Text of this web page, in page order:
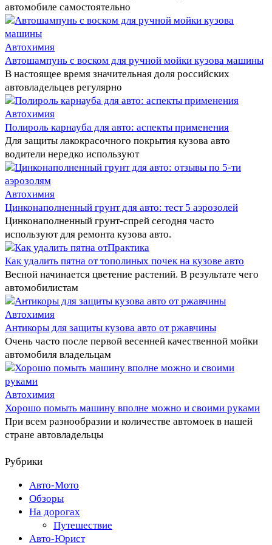
автомобиле самостоятельно
Автохимия
Автошампунь с воском для ручной мойки кузова машины
В настоящее время значительная доля российских
автовладельцев регулярно
Автохимия
Полироль карнауба для авто: аспекты применения
Для защиты лакокрасочного покрытия кузова авто
водители нередко используют
Автохимия
Цинконаполненный грунт для авто: тест 5 аэрозолей
Цинконаполненный грунт-спрей сегодня часто
используют для ремонта кузова авто.
Практика
Как удалить пятна от тополиных почек на кузове авто
Весной начинается цветение растений. В результате чего
автомобилистам
Автохимия
Антикоры для защиты кузова авто от ржавчины
Очень часто после первой весенней качественной мойки
автомобиля владельцам
Автохимия
Хорошо помыть машину вполне можно и своими руками
При всем разнообразии и количестве автомоек в нашей
стране автовладельцы
Рубрики
Авто-Мото
Обзоры
На дорогах
Путешествие
Авто-Юрист